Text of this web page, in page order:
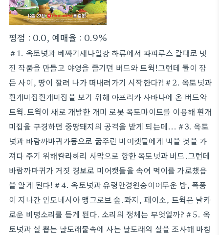
평점 : 0.0, 예매율 : 0.9%
＃1. 옥토넛과 베짜기새나일강 하류에서 파피루스 갈대로 멋
진 작품을 만들고 야영을 즐기던 버드와 트윅!그런데 둘이 잠
든 사이, 땅이 잘려 나가 떠내려가기 시작한다?!＃2. 옥토넛과
흰개미집흰개미집을 보기 위해 아프리카 사바나에 온 버드와
트윅.트윅이 새로 개발한 개미 로봇 옥토마이트를 이용해 흰개
미집을 구경하던 중땅돼지의 공격을 받게 되는데...＃3. 옥토
넛과 바람까마귀가뭄으로 굶주린 미어캣들에게 먹을 것을 가
져다 주기 위해칼라하리 사막으로 향한 옥토넛과 버드.그런데
바람까마귀가 거짓 경보로 미어캣들을 속여 먹이를 가로챘음
을 알게 된다!＃4. 옥토넛과 유령안경원숭이어두운 밤, 폭풍
이 지나간 인도네시아 맹그로브 숲.콰지, 페이소, 트윅은 날카
로운 비명소리를 듣게 된다. 소리의 정체는 무엇일까?＃5. 옥
토넛과 실 뽑는 날도래물속에 사는 날도래의 실을 조사해 마침